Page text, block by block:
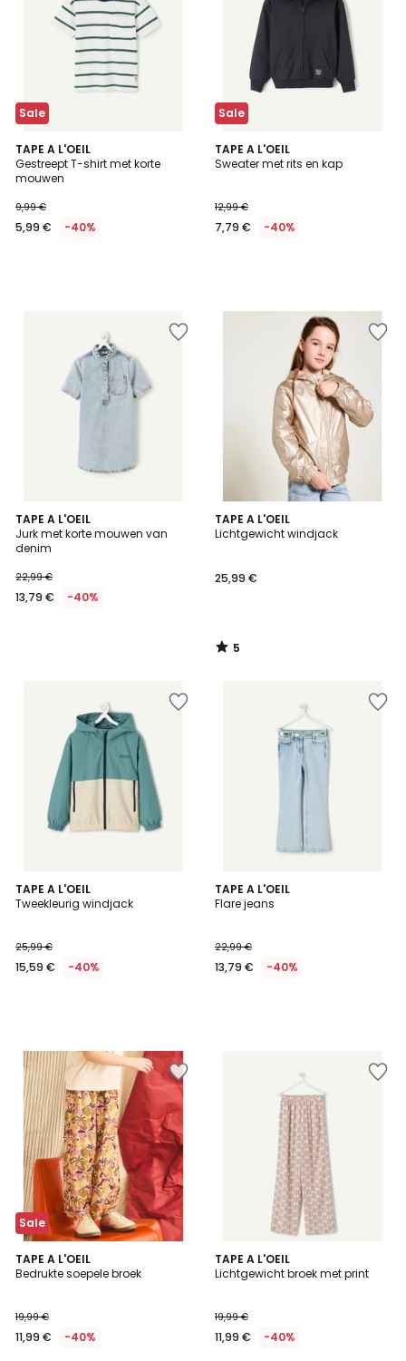
Sale
TAPE A L'OEIL
Gestreept T-shirt met korte
mouwen
9,99 €
5,99 € -40%
Sale
TAPE A L'OEIL
Sweater met rits en kap
12,99 €
7,79 € -40%
TAPE A L'OEIL
Jurk met korte mouwen van
denim
22,99 €
13,79 € -40%
TAPE A L'OEIL
Lichtgewicht windjack
25,99 €
5
/
5
/
TAPE A L'OEIL
Tweekleurig windjack
25,99 €
15,59 € -40%
TAPE A L'OEIL
Flare jeans
22,99 €
13,79 € -40%
Sale
TAPE A L'OEIL
Bedrukte soepele broek
19,99 €
11,99 € -40%
TAPE A L'OEIL
Lichtgewicht broek met print
19,99 €
11,99 € -40%